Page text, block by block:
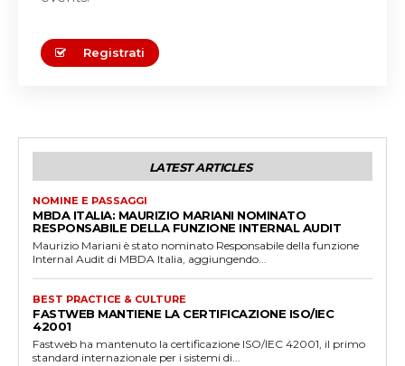
Registrati
LATEST ARTICLES
NOMINE E PASSAGGI
MBDA ITALIA: MAURIZIO MARIANI NOMINATO
RESPONSABILE DELLA FUNZIONE INTERNAL AUDIT
Maurizio Mariani è stato nominato Responsabile della funzione
Internal Audit di MBDA Italia, aggiungendo...
BEST PRACTICE & CULTURE
FASTWEB MANTIENE LA CERTIFICAZIONE ISO/IEC
42001
Fastweb ha mantenuto la certificazione ISO/IEC 42001, il primo
standard internazionale per i sistemi di...